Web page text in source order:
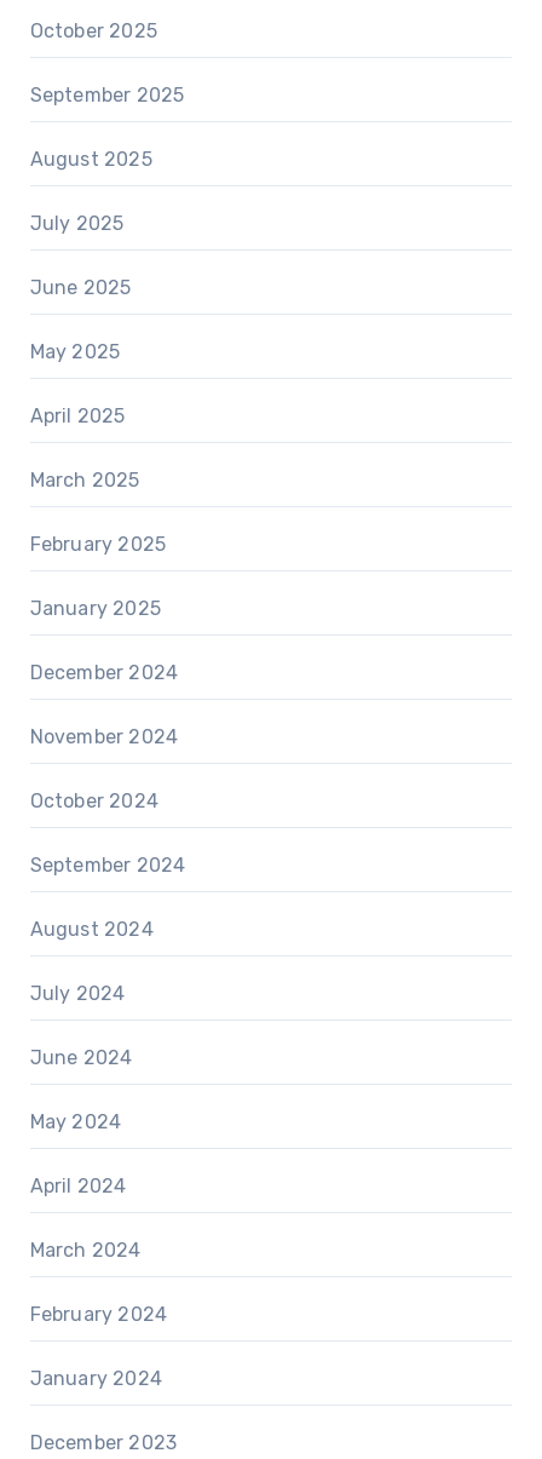
October 2025
September 2025
August 2025
July 2025
June 2025
May 2025
April 2025
March 2025
February 2025
January 2025
December 2024
November 2024
October 2024
September 2024
August 2024
July 2024
June 2024
May 2024
April 2024
March 2024
February 2024
January 2024
December 2023